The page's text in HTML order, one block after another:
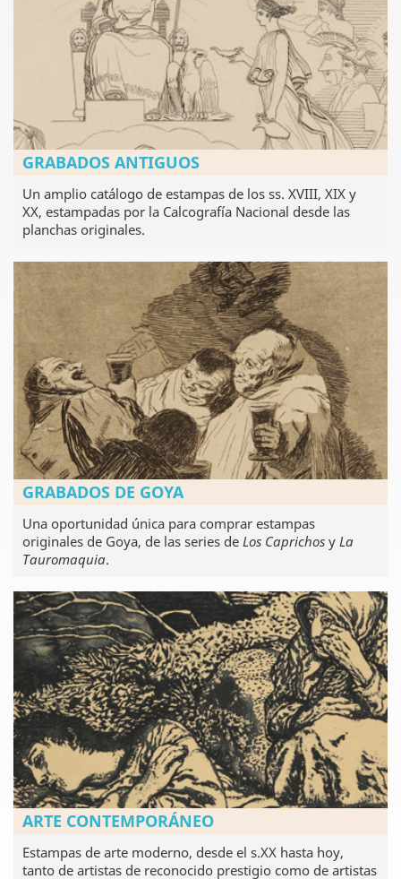
GRABADOS ANTIGUOS
Un amplio catálogo de estampas de los ss. XVIII, XIX y
XX, estampadas por la Calcografía Nacional desde las
planchas originales.
GRABADOS DE GOYA
Una oportunidad única para comprar estampas
originales de Goya, de las series de Los Caprichos y La
Tauromaquia.
ARTE CONTEMPORÁNEO
Estampas de arte moderno, desde el s.XX hasta hoy,
tanto de artistas de reconocido prestigio como de artistas